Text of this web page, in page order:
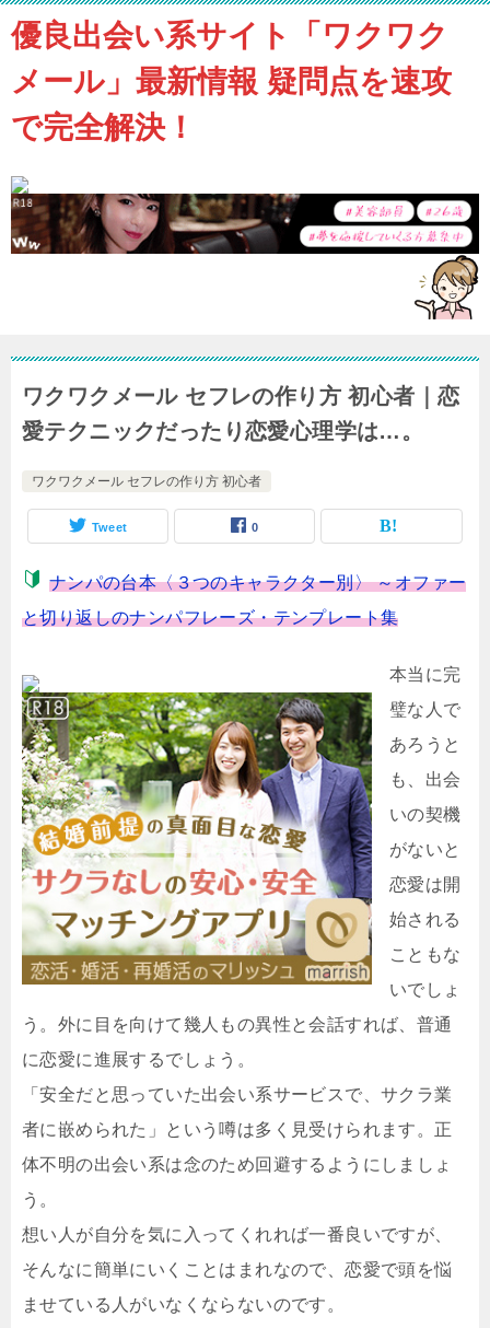
優良出会い系サイト「ワクワク
メール」最新情報 疑問点を速攻
で完全解決！
ワクワクメール セフレの作り方 初心者｜恋
愛テクニックだったり恋愛心理学は…。
ワクワクメール セフレの作り方 初心者
Tweet 0
ナンパの台本〈３つのキャラクター別〉 ～オファー
と切り返しのナンパフレーズ・テンプレート集
本当に完
璧な人で
あろうと
も、出会
いの契機
がないと
恋愛は開
始される
こともな
いでしょ
う。外に目を向けて幾人もの異性と会話すれば、普通
に恋愛に進展するでしょう。
「安全だと思っていた出会い系サービスで、サクラ業
者に嵌められた」という噂は多く見受けられます。正
体不明の出会い系は念のため回避するようにしましょ
う。
想い人が自分を気に入ってくれれば一番良いですが、
そんなに簡単にいくことはまれなので、恋愛で頭を悩
ませている人がいなくならないのです。